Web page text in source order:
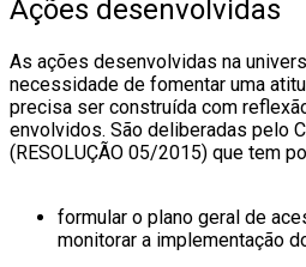
Ações desenvolvidas
As ações desenvolvidas na
necessidade de fomentar uma
precisa ser construída com
envolvidos. São deliberadas pelo
(RESOLUÇÃO 05/2015) que tem
formular o plano geral de
monitorar a implementação